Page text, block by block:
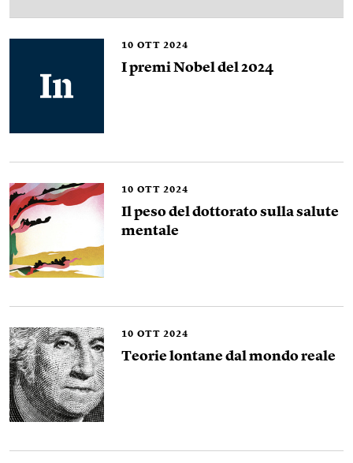
10 OTT 2024
I premi Nobel del 2024
10 OTT 2024
Il peso del dottorato sulla salute
mentale
10 OTT 2024
Teorie lontane dal mondo reale